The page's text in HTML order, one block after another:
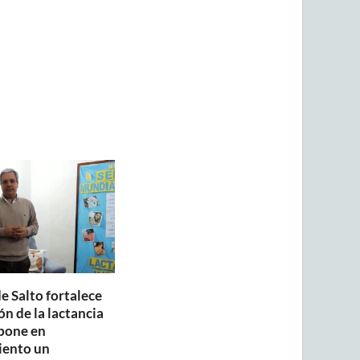
Salto fortalece
de la lactancia
en
un